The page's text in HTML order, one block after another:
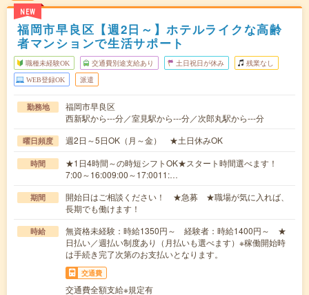
NEW
福岡市早良区【週2日～】ホテルライクな高齢
者マンションで生活サポート
職種未経験OK 交通費別途支給あり 土日祝日が休み 残業なし
WEB登録OK 派遣
勤務地
福岡市早良区
西新駅から---分／室見駅から---分／次郎丸駅から---分
曜日頻度 週2日～5日OK（月～金） ★土日休みOK
時間
★1日4時間～の時短シフトOK★スタート時間選べます！
7:00～16:009:00～17:0011:…
期間
開始日はご相談ください！ ★急募 ★職場が気に入れば、
長期でも働けます！
時給
無資格未経験：時給1350円～ 経験者：時給1400円～ ★
日払い／週払い制度あり（月払いも選べます）※稼働開始時
は手続き完了次第のお支払いとなります。
交通費
交通費全額支給※規定有